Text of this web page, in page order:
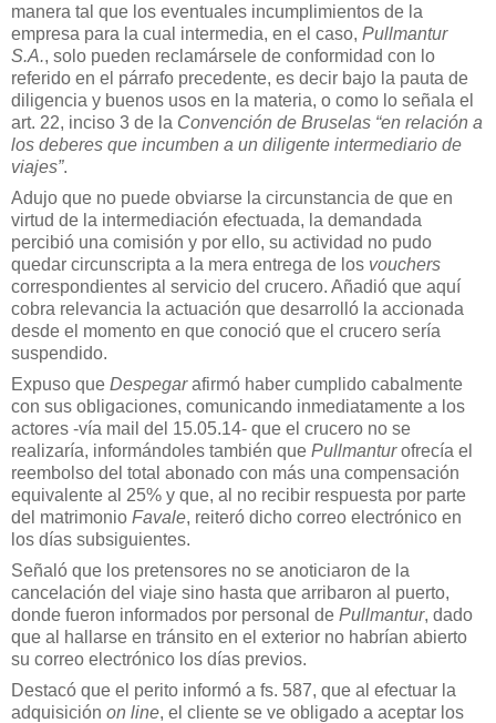
manera tal que los eventuales incumplimientos de la
empresa para la cual intermedia, en el caso, Pullmantur
S.A., solo pueden reclamársele de conformidad con lo
referido en el párrafo precedente, es decir bajo la pauta de
diligencia y buenos usos en la materia, o como lo señala el
art. 22, inciso 3 de la Convención de Bruselas “en relación a
los deberes que incumben a un diligente intermediario de
viajes”.
Adujo que no puede obviarse la circunstancia de que en
virtud de la intermediación efectuada, la demandada
percibió una comisión y por ello, su actividad no pudo
quedar circunscripta a la mera entrega de los vouchers
correspondientes al servicio del crucero. Añadió que aquí
cobra relevancia la actuación que desarrolló la accionada
desde el momento en que conoció que el crucero sería
suspendido.
Expuso que Despegarafirmó haber cumplido cabalmente
con sus obligaciones, comunicando inmediatamente a los
actores -vía mail del 15.05.14- que el crucero no se
realizaría, informándoles también que Pullmanturofrecía el
reembolso del total abonado con más una compensación
equivalente al 25% y que, al no recibir respuesta por parte
del matrimonio Favale, reiteró dicho correo electrónico en
los días subsiguientes.
Señaló que los pretensores no se anoticiaron de la
cancelación del viaje sino hasta que arribaron al puerto,
donde fueron informados por personal de Pullmantur, dado
que al hallarse en tránsito en el exterior no habrían abierto
su correo electrónico los días previos.
Destacó que el perito informó a fs. 587, que al efectuar la
adquisición on line, el cliente se ve obligado a aceptar los